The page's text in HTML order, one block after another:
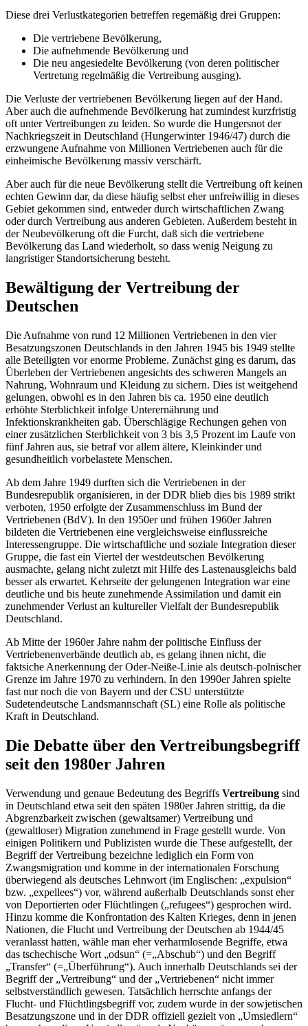
Diese drei Verlustkategorien betreffen regemäßig drei Gruppen:
Die vertriebene Bevölkerung,
Die aufnehmende Bevölkerung und
Die neu angesiedelte Bevölkerung (von deren politischer
Vertretung regelmäßig die Vertreibung ausging).
Die Verluste der vertriebenen Bevölkerung liegen auf der Hand.
Aber auch die aufnehmende Bevölkerung hat zumindest kurzfristig
oft unter Vertreibungen zu leiden. So wurde die Hungersnot der
Nachkriegszeit in Deutschland (Hungerwinter 1946/47) durch die
erzwungene Aufnahme von Millionen Vertriebenen auch für die
einheimische Bevölkerung massiv verschärft.
Aber auch für die neue Bevölkerung stellt die Vertreibung oft keinen
echten Gewinn dar, da diese häufig selbst eher unfreiwillig in dieses
Gebiet gekommen sind, entweder durch wirtschaftlichen Zwang
oder durch Vertreibung aus anderen Gebieten. Außerdem besteht in
der Neubevölkerung oft die Furcht, daß sich die vertriebene
Bevölkerung das Land wiederholt, so dass wenig Neigung zu
langristiger Standortsicherung besteht.
Bewältigung der Vertreibung der
Deutschen
Die Aufnahme von rund 12 Millionen Vertriebenen in den vier
Besatzungszonen Deutschlands in den Jahren 1945 bis 1949 stellte
alle Beteiligten vor enorme Probleme. Zunächst ging es darum, das
Überleben der Vertriebenen angesichts des schweren Mangels an
Nahrung, Wohnraum und Kleidung zu sichern. Dies ist weitgehend
gelungen, obwohl es in den Jahren bis ca. 1950 eine deutlich
erhöhte Sterblichkeit infolge Unterernährung und
Infektionskrankheiten gab. Überschlägige Rechungen gehen von
einer zusätzlichen Sterblichkeit von 3 bis 3,5 Prozent im Laufe von
fünf Jahren aus, sie betraf vor allem ältere, Kleinkinder und
gesundheitlich vorbelastete Menschen.
Ab dem Jahre 1949 durften sich die Vertriebenen in der
Bundesrepublik organisieren, in der DDR blieb dies bis 1989 strikt
verboten, 1950 erfolgte der Zusammenschluss im Bund der
Vertriebenen (BdV). In den 1950er und frühen 1960er Jahren
bildeten die Vertriebenen eine vergleichsweise einflussreiche
Interessengruppe. Die wirtschaftliche und soziale Integration dieser
Gruppe, die fast ein Viertel der westdeutschen Bevölkerung
ausmachte, gelang nicht zuletzt mit Hilfe des Lastenausgleichs bald
besser als erwartet. Kehrseite der gelungenen Integration war eine
deutliche und bis heute zunehmende Assimilation und damit ein
zunehmender Verlust an kultureller Vielfalt der Bundesrepublik
Deutschland.
Ab Mitte der 1960er Jahre nahm der politische Einfluss der
Vertriebenenverbände deutlich ab, es gelang ihnen nicht, die
faktsiche Anerkennung der Oder-Neiße-Linie als deutsch-polnischer
Grenze im Jahre 1970 zu verhindern. In den 1990er Jahren spielte
fast nur noch die von Bayern und der CSU unterstützte
Sudetendeutsche Landsmannschaft (SL) eine Rolle als politische
Kraft in Deutschland.
Die Debatte über den Vertreibungsbegriff
seit den 1980er Jahren
Verwendung und genaue Bedeutung des Begriffs Vertreibung sind
in Deutschland etwa seit den späten 1980er Jahren strittig, da die
Abgrenzbarkeit zwischen (gewaltsamer) Vertreibung und
(gewaltloser) Migration zunehmend in Frage gestellt wurde. Von
einigen Politikern und Publizisten wurde die These aufgestellt, der
Begriff der Vertreibung bezeichne lediglich ein Form von
Zwangsmigration und komme in der internationalen Forschung
überwiegend als deutsches Lehnwort (im Englischen:
expulsion
bzw.
expellees ) vor, während außerhalb Deutschlands sonst eher
von Deportierten oder Flüchtlingen ( refugees ) gesprochen wird.
Hinzu komme die Konfrontation des Kalten Krieges, denn in jenen
Nationen, die Flucht und Vertreibung der Deutschen ab 1944/45
veranlasst hatten, wähle man eher verharmlosende Begriffe, etwa
das tschechische Wort
odsun (= Abschub ) und den Begriff
Transfer
(= Überführung ). Auch innerhalb Deutschlands sei der
Begriff der Vertreibung und der Vertriebenen
nicht immer
selbstverständlich gewesen. Tatsächlich herrschte anfangs der
Flucht- und Flüchtlingsbegriff vor, zudem wurde in der sowjetischen
Besatzungszone und in der DDR offiziell gezielt von
Umsiedlern